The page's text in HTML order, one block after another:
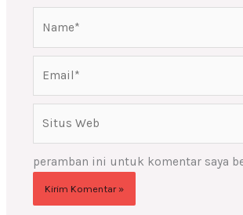
peramban ini untuk komentar saya